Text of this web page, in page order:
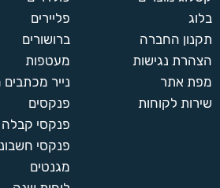
בלוג
תקנון החברה
הצהרת נגישות
מפת אתר
שירות לקוחות
פליירים
ברושורים
מעטפות
נייר
פנקסים
פנקסי קבלה
פנקסי
מגנטים